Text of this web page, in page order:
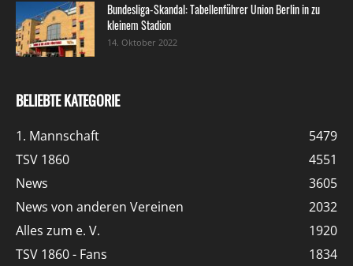
Bundesliga-Skandal: Tabellenführer Union Berlin in zu
kleinem Stadion
14. Oktober 2022
BELIEBTE KATEGORIE
1. Mannschaft
5479
TSV 1860
4551
News
3605
News von anderen Vereinen
2032
Alles zum e. V.
1920
TSV 1860 - Fans
1834